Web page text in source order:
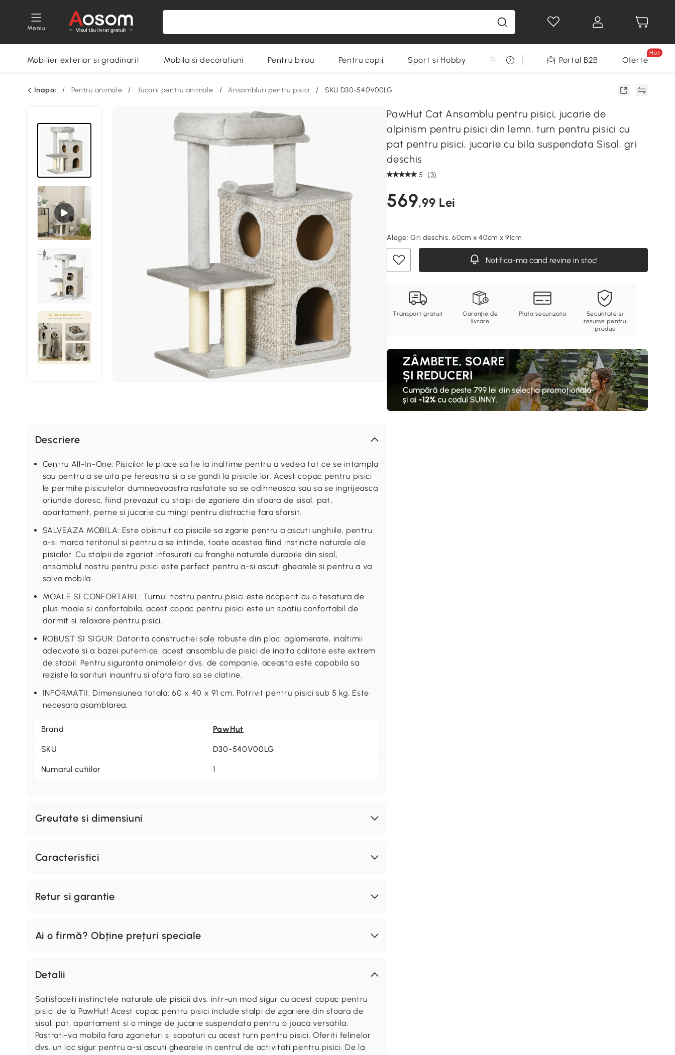
Meniu
Mobilier exterior si gradinarit Mobila si decoratiuni Pentru birou Pentru copii Sport si Hobby Pentru animale Decoratiuni Sarbatori
Portal B2B Oferte
Hot
Inapoi / Pentru animale / Jucarii pentru animale / Ansambluri pentru pisici / SKU:D30-540V00LG
PawHut Cat Ansamblu pentru pisici, jucarie de
alpinism pentru pisici din lemn, turn pentru pisici cu
pat pentru pisici, jucarie cu bila suspendata Sisal, gri
deschis
5 (3)
569,99 Lei
Alege:Gri deschis, 60cm x 40cm x 91cm
Notifica-ma cand revine in stoc!
Transport gratuit
Garanție de
livrare
Plata securizata
Securitate și
resurse pentru
produs
Descriere
Centru All-In-One: Pisicilor le place sa fie la inaltime pentru a vedea tot ce se intampla
sau pentru a se uita pe fereastra si a se gandi la pisicile lor. Acest copac pentru pisici
le permite pisicutelor dumneavoastra rasfatate sa se odihneasca sau sa se ingrijeasca
oriunde doresc, fiind prevazut cu stalpi de zgariere din sfoara de sisal, pat,
apartament, perne si jucarie cu mingi pentru distractie fara sfarsit.
SALVEAZA MOBILA: Este obisnuit ca pisicile sa zgarie pentru a ascuti unghiile, pentru
a-si marca teritoriul si pentru a se intinde, toate acestea fiind instincte naturale ale
pisicilor. Cu stalpii de zgariat infasurati cu franghii naturale durabile din sisal,
ansamblul nostru pentru pisici este perfect pentru a-si ascuti ghearele si pentru a va
salva mobila.
MOALE SI CONFORTABIL: Turnul nostru pentru pisici este acoperit cu o tesatura de
plus moale si confortabila, acest copac pentru pisici este un spatiu confortabil de
dormit si relaxare pentru pisici.
ROBUST SI SIGUR: Datorita constructiei sale robuste din placi aglomerate, inaltimii
adecvate si a bazei puternice, acest ansamblu de pisici de inalta calitate este extrem
de stabil. Pentru siguranta animalelor dvs. de companie, aceasta este capabila sa
reziste la sarituri inauntru si afara fara sa se clatine.
INFORMATII: Dimensiunea totala: 60 x 40 x 91 cm. Potrivit pentru pisici sub 5 kg. Este
necesara asamblarea.
Brand PawHut
SKU D30-540V00LG
Numarul cutiilor 1
Greutate si dimensiuni
Caracteristici
Retur si garantie
Ai o firmă? Obține prețuri speciale
Detalii
Satisfaceti instinctele naturale ale pisicii dvs. intr-un mod sigur cu acest copac pentru
pisici de la PawHut! Acest copac pentru pisici include stalpi de zgariere din sfoara de
sisal, pat, apartament si o minge de jucarie suspendata pentru o joaca versatila.
Pastrati-va mobila fara zgarieturi si sapaturi cu acest turn pentru pisici. Oferiti felinelor
dvs. un loc sigur pentru a-si ascuti ghearele in centrul de activitati pentru pisici. De la